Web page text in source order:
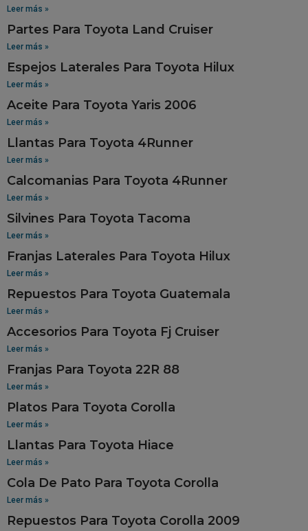
Leer más »
Partes Para Toyota Land Cruiser
Leer más »
Espejos Laterales Para Toyota Hilux
Leer más »
Aceite Para Toyota Yaris 2006
Leer más »
Llantas Para Toyota 4Runner
Leer más »
Calcomanias Para Toyota 4Runner
Leer más »
Silvines Para Toyota Tacoma
Leer más »
Franjas Laterales Para Toyota Hilux
Leer más »
Repuestos Para Toyota Guatemala
Leer más »
Accesorios Para Toyota Fj Cruiser
Leer más »
Franjas Para Toyota 22R 88
Leer más »
Platos Para Toyota Corolla
Leer más »
Llantas Para Toyota Hiace
Leer más »
Cola De Pato Para Toyota Corolla
Leer más »
Repuestos Para Toyota Corolla 2009